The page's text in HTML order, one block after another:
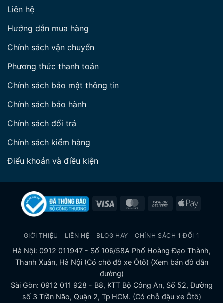
Liên hệ
Hướng dẫn mua hàng
Chính sách vận chuyển
Phương thức thanh toán
Chính sách bảo mật thông tin
Chính sách bảo hành
Chính sách đổi trả
Chính sách kiểm hàng
Điểu khoản và điều kiện
Visa MasterCardCash
Apple
GIỚI THIỆU LIÊN HỆ BLOG HAY CHÍNH SÁCH 1 ĐỔI 1
Hà Nội: 0912 011947 - Số 106/58A Phố Hoàng Đạo Thành,
Thanh Xuân, Hà Nội (Có chỗ đỗ xe Ôtô) (Xem bản đồ dẫn
đường)
Sài Gòn: 0912 011 928 - B8, KTT Bộ Công An, Số 52, Đường
số 3 Trần Não, Quận 2, Tp HCM. (Có chỗ đậu xe Ôtô)